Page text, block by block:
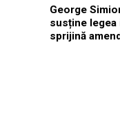
George
susține
sprijină